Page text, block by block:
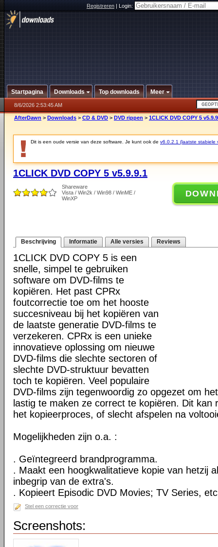
Registreren|Login:
Startpagina Downloads Top downloads Meer
8/6/2026 2:53:45 AM
AfterDawn > Downloads > CD & DVD > DVD rippen > 1CLICK DVD COPY 5
Dit is een oude versie van deze software. Je kunt ook de v6.0.2.1 (laatste stabiele
1CLICK DVD COPY 5 v5.9.9.1
Shareware
Vista / Win2k / Win98 / WinME /
WinXP
Beschrijving Informatie Alle versies Reviews
1CLICK DVD COPY 5 is een
snelle, simpel te gebruiken
software om DVD-films te
kopiëren. Het past CPRx
foutcorrectie toe om het hooste
succesniveau bij het kopiëren van
de laatste generatie DVD-films te
verzekeren. CPRx is een unieke
innovatieve oplossing om nieuwe
DVD-films die slechte sectoren of
slechte DVD-struktuur bevatten
toch te kopiëren. Veel populaire
DVD-films zijn tegenwoordig zo opgezet om
lastig te maken ze correct te kopiëren. Dit kan
het kopieerproces, of slecht afspelen na
Mogelijkheden zijn o.a. :
. Geïntegreerd brandprogramma.
. Maakt een hoogkwalitatieve kopie van hetzij
inbegrip van de extra's.
. Kopieert Episodic DVD Movies; TV Series,
Stel een correctie voor
Screenshots: